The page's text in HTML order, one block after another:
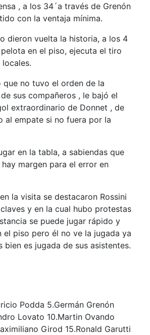
, a los 34´a través de Grenón
con la ventaja mínima.
dieron vuelta la historia, a los 4
en el piso, ejecuta el tiro
no tuvo el orden de la
sus compañeros , le bajó el
extraordinario de Donnet , de
al empate si no fuera por la
en la tabla, a sabiendas que
margen para el error en
la visita se destacaron Rossini
y en la cual hubo protestas
se puede jugar rápido y
piso pero él no ve la jugada ya
es jugada de sus asistentes.
Podda 5.Germán Grenón
Lovato 10.Martin Ovando
Girod 15.Ronald Garutti